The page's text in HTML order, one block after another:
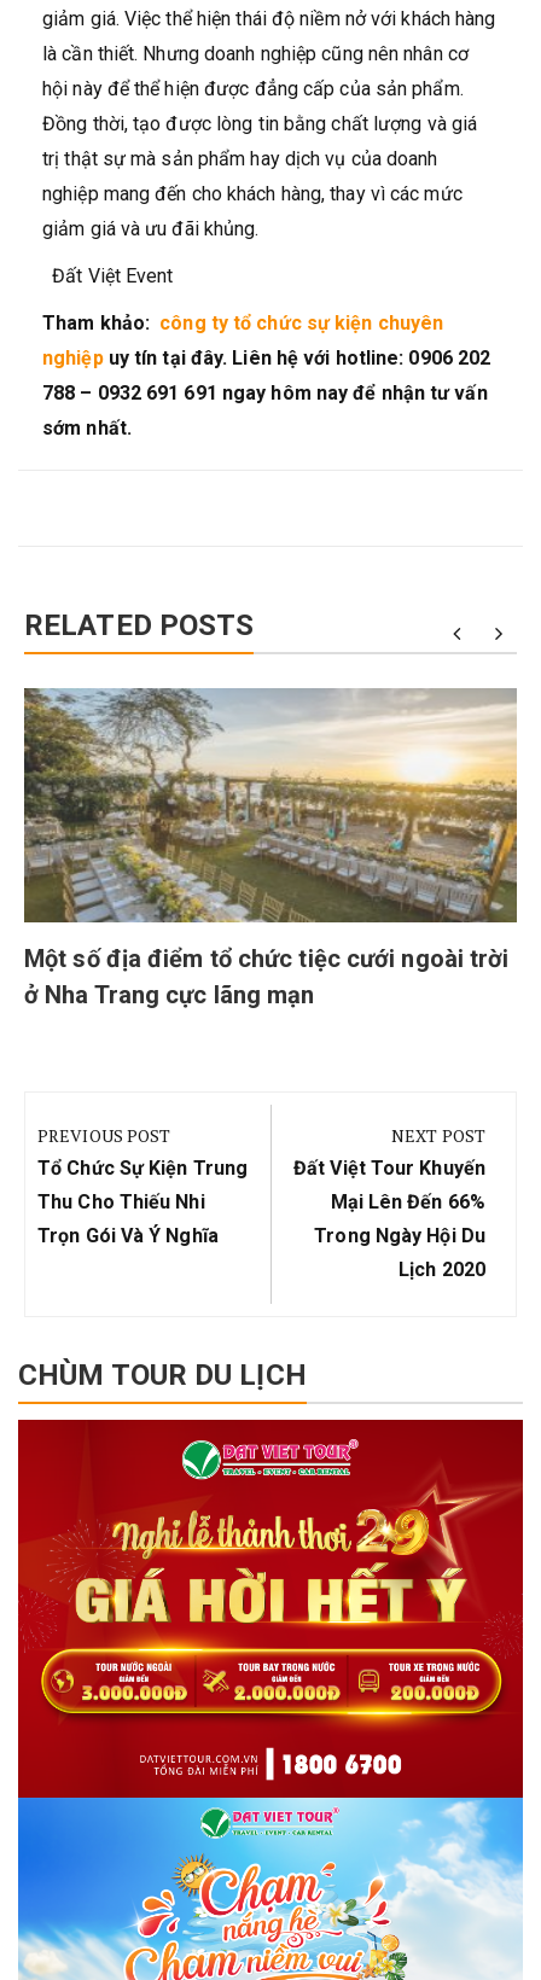
giảm giá. Việc thể hiện thái độ niềm nở với khách hàng
là cần thiết. Nhưng doanh nghiệp cũng nên nhân cơ
hội này để thể hiện được đẳng cấp của sản phẩm.
Đồng thời, tạo được lòng tin bằng chất lượng và giá
trị thật sự mà sản phẩm hay dịch vụ của doanh
nghiệp mang đến cho khách hàng, thay vì các mức
giảm giá và ưu đãi khủng.
Đất Việt Event
Tham khảo: công ty tổ chức sự kiện chuyên
nghiệpuy tín tại đây. Liên hệ với hotline: 0906 202
788 – 0932 691 691 ngay hôm nay để nhận tư vấn
sớm nhất.
RELATED POSTS
Một số địa điểm tổ chức tiệc cưới ngoài trời
ở Nha Trang cực lãng mạn
hướng
bài
viết
PREVIOUS POST
Previous
Post:
Tổ Chức Sự Kiện Trung
Thu Cho Thiếu Nhi
Trọn Gói Và Ý Nghĩa
NEXT POST
Next
Post:
Đất Việt Tour Khuyến
Mại Lên Đến 66%
Trong Ngày Hội Du
Lịch 2020
CHÙM TOUR DU LỊCH